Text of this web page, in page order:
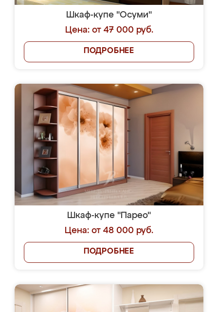
Шкаф-купе "Осуми"
Цена: от 47 000 руб.
ПОДРОБНЕЕ
Шкаф-купе "Парео"
Цена: от 48 000 руб.
ПОДРОБНЕЕ